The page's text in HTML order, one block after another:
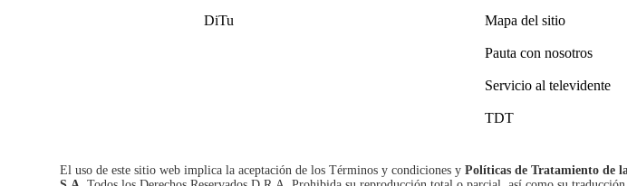
DiTu Mapa del sitio
Pauta con nosotros
Servicio al televidente
TDT
El uso de este sitio web implica la aceptación de los Términos y condiciones y Políticas de Tratamiento de